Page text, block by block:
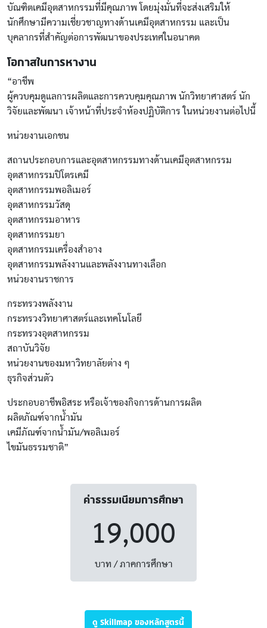
บัณฑิตเคมีอุตสาหกรรมที่มีคุณภาพ โดยมุ่งมั่นที่จะส่งเสริมให้
นักศึกษามีความเชี่ยวชาญทางด้านเคมีอุตสาหกรรม และเป็น
บุคลากรที่สำคัญต่อการพัฒนาของประเทศในอนาคต
โอกาสในการหางาน
“อาชีพ
ผู้ควบคุมดูแลการผลิตและการควบคุมคุณภาพ นักวิทยาศาสตร์ นัก
วิจัยและพัฒนา เจ้าหน้าที่ประจำห้องปฏิบัติการ ในหน่วยงานต่อไปนี้
หน่วยงานเอกชน
สถานประกอบการและอุตสาหกรรมทางด้านเคมีอุตสาหกรรม
อุตสาหกรรมปิโตรเคมี
อุตสาหกรรมพอลิเมอร์
อุตสาหกรรมวัสดุ
อุตสาหกรรมอาหาร
อุตสาหกรรมยา
อุตสาหกรรมเครื่องสำอาง
อุตสาหกรรมพลังงานและพลังงานทางเลือก
หน่วยงานราชการ
กระทรวงพลังงาน
กระทรวงวิทยาศาสตร์และเทคโนโลยี
กระทรวงอุตสาหกรรม
สถาบันวิจัย
หน่วยงานของมหาวิทยาลัยต่าง ๆ
ธุรกิจส่วนตัว
ประกอบอาชีพอิสระ หรือเจ้าของกิจการด้านการผลิต
ผลิตภัณฑ์จากน้ำมัน
เคมีภัณฑ์จากน้ำมัน/พอลิเมอร์
ไขมันธรรมชาติ”
ค่าธรรมเนียมการศึกษา
19,000
บาท / ภาคการศึกษา
ดู Skillmap ของหลักสูตรนี้